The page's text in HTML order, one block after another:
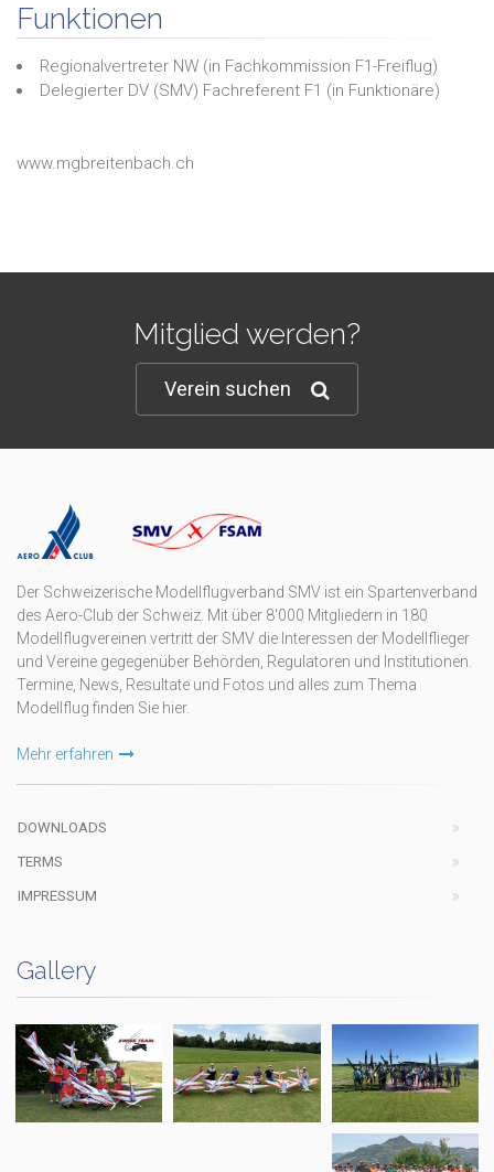
Funktionen
Regionalvertreter NW (in Fachkommission F1-Freiflug)
Delegierter DV (SMV) Fachreferent F1 (in Funktionäre)
www.mgbreitenbach.ch
Mitglied werden?
Verein suchen
Der Schweizerische Modellflugverband SMV ist ein Spartenverband
des Aero-Club der Schweiz. Mit über 8'000 Mitgliedern in 180
Modellflugvereinen vertritt der SMV die Interessen der Modellflieger
und Vereine gegegenüber Behörden, Regulatoren und Institutionen.
Termine, News, Resultate und Fotos und alles zum Thema
Modellflug finden Sie hier.
Mehr erfahren
DOWNLOADS
TERMS
IMPRESSUM
Gallery